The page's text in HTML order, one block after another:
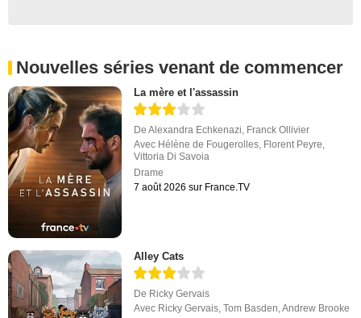
Nouvelles séries venant de commencer
La mère et l'assassin
DeAlexandra Echkenazi Franck Ollivier
Avec Hélène de Fougerolles Florent Peyre
Vittoria Di Savoia
Drame
7 août 2026 sur France.TV
Alley Cats
De Ricky Gervais
Avec Ricky Gervais,Tom Basden,Andrew Brooke